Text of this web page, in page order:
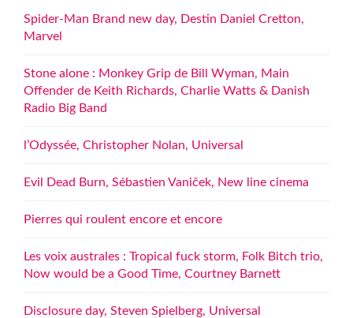
Spider-Man Brand new day, Destin Daniel Cretton,
Marvel
Stone alone : Monkey Grip de Bill Wyman, Main
Offender de Keith Richards, Charlie Watts & Danish
Radio Big Band
l’Odyssée, Christopher Nolan, Universal
Evil Dead Burn, Sébastien Vaniček, New line cinema
Pierres qui roulent encore et encore
Les voix australes : Tropical fuck storm, Folk Bitch trio,
Now would be a Good Time, Courtney Barnett
Disclosure day, Steven Spielberg, Universal